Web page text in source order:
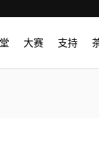
大赛 支持